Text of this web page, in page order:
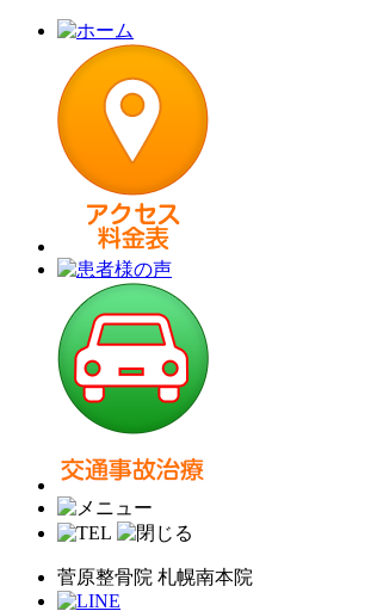
菅原整骨院 札幌南本院